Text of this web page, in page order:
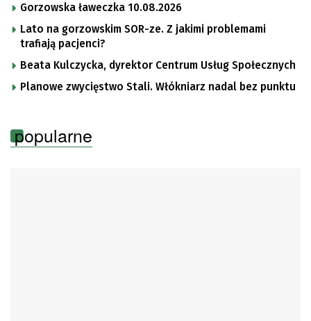
Gorzowska ławeczka 10.08.2026
Lato na gorzowskim SOR-ze. Z jakimi problemami
trafiają pacjenci?
Beata Kulczycka, dyrektor Centrum Usług Społecznych
Planowe zwycięstwo Stali. Włókniarz nadal bez punktu
popularne